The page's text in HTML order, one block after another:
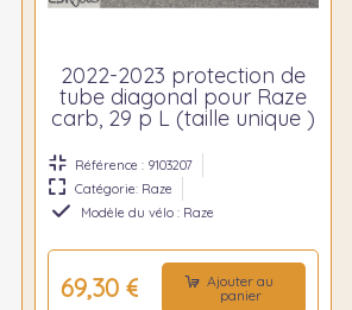
2022-2023 protection de
tube diagonal pour Raze
carb, 29 p L (taille unique )
Référence : 9103207
Catégorie: Raze
Modèle du vélo : Raze
69,30 €
Ajouter au
panier